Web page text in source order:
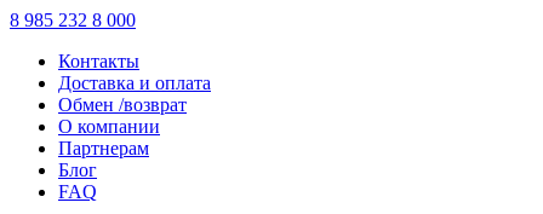
8 985 232 8 000
Контакты
Доставка и оплата
Обмен /возврат
О компании
Партнерам
Блог
FAQ